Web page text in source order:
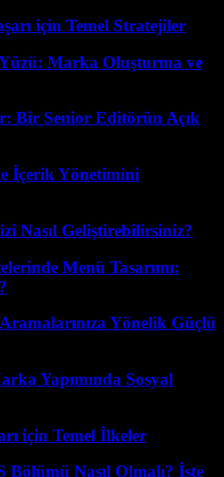
için Temel Stratejiler
Marka Oluşturma ve
Bir Senior Editörün Açık
İçerik Yönetimini
Nasıl Geliştirebilirsiniz?
Menü Tasarımı:
Yönelik Güçlü
Yapımında Sosyal
için Temel İlkeler
Bölümü Nasıl Olmalı? İşte